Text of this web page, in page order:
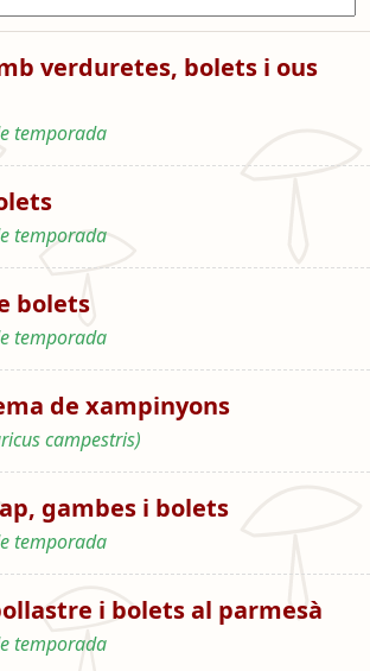
verduretes, bolets i ous
temporada
temporada
bolets
temporada
de xampinyons
campestris)
gambes i bolets
temporada
i bolets al parmesà
temporada